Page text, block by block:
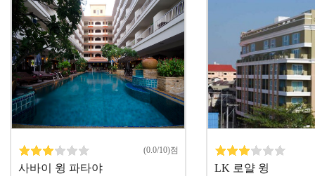
(0.0/10)점
사바이 윙 파타야 LK 로얄 윙